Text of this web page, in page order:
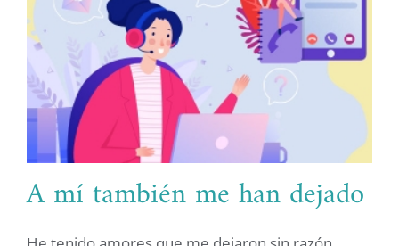
A mí también me han dejado